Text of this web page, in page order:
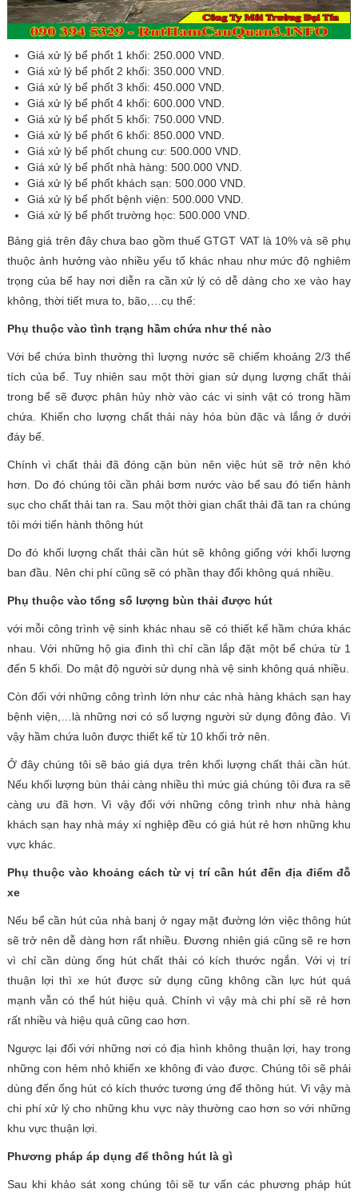
Giá xử lý bể phốt 1 khối: 250.000 VND.
Giá xử lý bể phốt 2 khối: 350.000 VND.
Giá xử lý bể phốt 3 khối: 450.000 VND.
Giá xử lý bể phốt 4 khối: 600.000 VND.
Giá xử lý bể phốt 5 khối: 750.000 VND.
Giá xử lý bể phốt 6 khối: 850.000 VND.
Giá xử lý bể phốt chung cư: 500.000 VND.
Giá xử lý bể phốt nhà hàng: 500.000 VND.
Giá xử lý bể phốt khách sạn: 500.000 VND.
Giá xử lý bể phốt bệnh viện: 500.000 VND.
Giá xử lý bể phốt trường học: 500.000 VND.
Bảng giá trên đây chưa bao gồm thuế GTGT VAT là 10% và sẽ phụ
thuộc ảnh hưởng vào nhiều yếu tố khác nhau như mức độ nghiêm
trọng của bể hay nơi diễn ra cần xử lý có dễ dàng cho xe vào hay
không, thời tiết mưa to, bão,…cụ thể:
Phụ thuộc vào tình trạng hầm chứa như thé nào
Với bể chứa bình thường thì lượng nước sẽ chiếm khoảng 2/3 thể
tích của bể. Tuy nhiên sau một thời gian sử dụng lượng chất thải
trong bể sẽ được phân hủy nhờ vào các vi sinh vật có trong hầm
chứa. Khiến cho lượng chất thải này hóa bùn đặc và lắng ở dưới
đáy bể.
Chính vì chất thải đã đóng cặn bùn nên việc hút sẽ trở nên khó
hơn. Do đó chúng tôi cần phải bơm nước vào bể sau đó tiến hành
sục cho chất thải tan ra. Sau một thời gian chất thải đã tan ra chúng
tôi mới tiến hành thông hút
Do đó khối lượng chất thải cần hút sẽ không giống với khối lượng
ban đầu. Nên chi phí cũng sẽ có phần thay đổi không quá nhiều.
Phụ thuộc vào tổng số lượng bùn thải được hút
với mỗi công trình vệ sinh khác nhau sẽ có thiết kế hầm chứa khác
nhau. Với những hộ gia đình thì chỉ cần lắp đặt một bể chứa từ 1
đến 5 khối. Do mật độ người sử dụng nhà vệ sinh không quá nhiều.
Còn đối với những công trình lớn như các nhà hàng khách sạn hay
bệnh viện,…là những nơi có số lượng người sử dụng đông đảo. Vì
vậy hầm chứa luôn được thiết kế từ 10 khối trở nên.
Ở đây chúng tôi sẽ báo giá dựa trên khối lượng chất thải cần hút.
Nếu khối lượng bùn thải càng nhiều thì mức giá chúng tôi đưa ra sẽ
càng ưu đã hơn. Vì vậy đối với những công trình như nhà hàng
khách sạn hay nhà máy xí nghiệp đều có giá hút rẻ hơn những khu
vực khác.
Phụ thuộc vào khoảng cách từ vị trí cần hút đến địa điểm đỗ
xe
Nếu bể cần hút của nhà banj ở ngay mặt đường lớn việc thông hút
sẽ trở nên dễ dàng hơn rất nhiều. Đương nhiên giá cũng sẽ re hơn
vì chỉ cần dùng ống hút chất thải có kích thước ngắn. Với vị trí
thuận lợi thì xe hút được sử dụng cũng không cần lực hút quá
mạnh vẫn có thể hút hiệu quả. Chính vì vậy mà chi phí sẽ rẻ hơn
rất nhiều và hiệu quả cũng cao hơn.
Ngược lại đối với những nơi có địa hình không thuận lợi, hay trong
những con hẻm nhỏ khiến xe không đi vào được. Chúng tôi sẽ phải
dùng đến ống hút có kích thước tương ứng để thông hút. Vì vậy mà
chi phí xử lý cho những khu vực này thường cao hơn so với những
khu vực thuận lợi.
Phương pháp áp dụng để thông hút là gì
Sau khi khảo sát xong chúng tôi sẽ tư vấn các phương pháp hút